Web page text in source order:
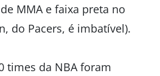
MMA e faixa preta no
do Pacers, é imbatível).
times da NBA foram